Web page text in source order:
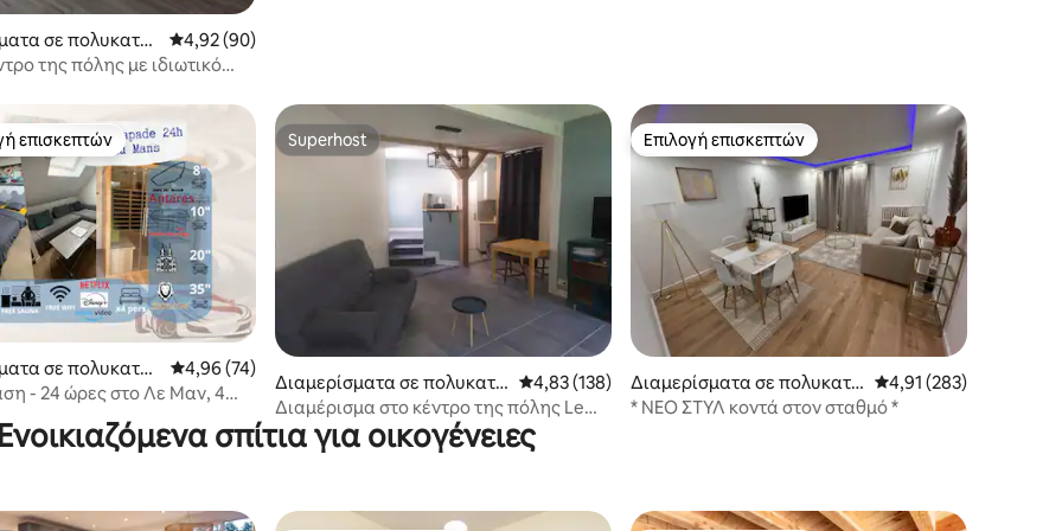
σε πολυκατοι
Μέση βαθμολογία: 4,92 στα 5, 90 κριτικές
4,92 (90)
της πόλης με ιδιωτικό
5, 79 κριτικές
επιλογή επισκεπτών
επισκεπτών
σε πολυκατοι
Μέση βαθμολογία: 4,96 στα 5, 74 κριτικές
4,96 (74)
- 24 ώρες στο Λε Μαν, 4
Superhost
Superhost
Διαμερίσματα σε πολυκατο
ικία
Μέση βαθμολογία: 4,83 στα 5, 138 κριτικές
4,83 (138)
Διαμέρισμα στο κέντρο της πόλης Le
Mans
Επιλογή επισκεπτών
Επιλογή επισκεπτών
Διαμερίσματα σε πολυκατο
ικία
Μέση βαθμολογία:
4,91 (283)
* ΝΕΟ ΣΤΥΛ κοντά στον σταθμό *
Ενοικιαζόμενα σπίτια για οικογένειες